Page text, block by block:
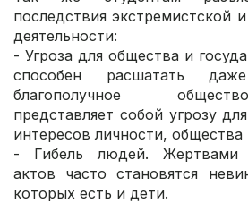
последствия экстремистской
деятельности:
- Угроза для общества и
способен расшатать
благополучное
представляет собой угрозу
интересов личности, общества
- Гибель людей. Жертвами
актов часто становятся
которых есть и дети.